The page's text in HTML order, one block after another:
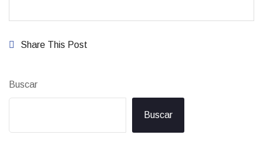
Share This Post
Buscar
Buscar